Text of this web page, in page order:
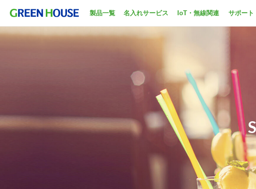
製品一覧 名入れサービス IoT・無線関連 サポート